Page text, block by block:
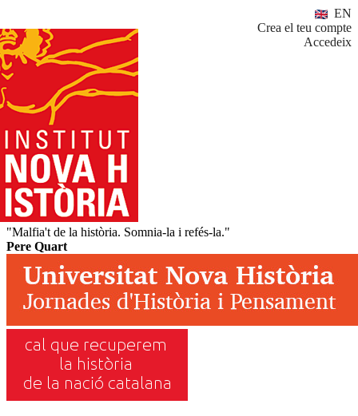
EN
Crea el teu compte
Accedeix
"Malfia't de la història. Somnia-la i refés-la."
Pere Quart